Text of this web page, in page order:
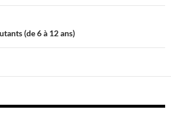
(de 6 à 12 ans)